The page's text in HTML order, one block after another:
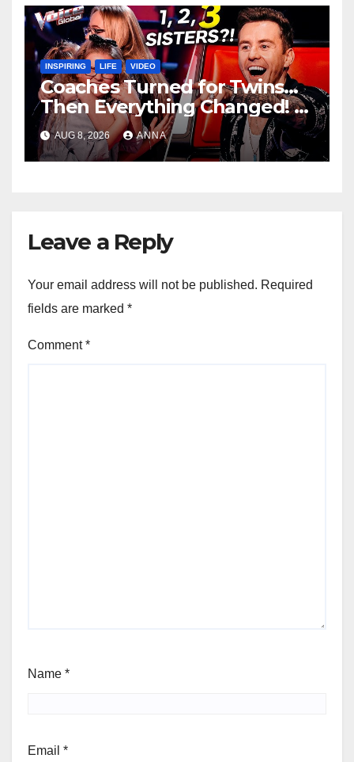
INSPIRING LIFE VIDEO
Coaches Turned for Twins…
Then Everything Changed!
AUG 8, 2026 ANNA
Leave a Reply
Your email address will not be published. Required
fields are marked *
Comment*
Name *
Email *